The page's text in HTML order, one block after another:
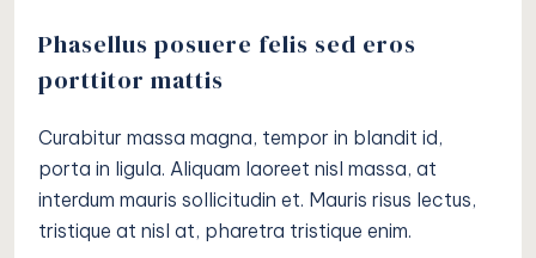
Phasellus posuere felis sed eros
porttitor mattis
Curabitur massa magna, tempor in blandit id,
porta in ligula. Aliquam laoreet nisl massa, at
interdum mauris sollicitudin et. Mauris risus lectus,
tristique at nisl at, pharetra tristique enim.